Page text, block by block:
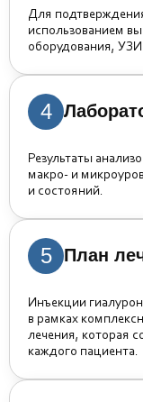
Для
использованием
оборудования, УЗИ
4
Результаты
макро- и
и состояний.
5 План
Инъекции
в рамках
лечения, которая
каждого пациента.